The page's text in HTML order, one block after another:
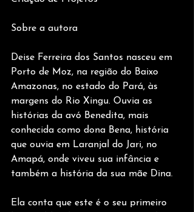
Sobre a autora
Deise Ferreira dos Santos nasceu em
Porto de Moz, na região do Baixo
Amazonas, no estado do Pará, às
margens do Rio Xingu. Ouvia as
histórias da avó Benedita, mais
conhecida como dona Bena, história
que ouvia em Laranjal do Jari, no
Amapá, onde viveu sua infância e
também a história da sua mãe Dina.
Ela conta que este é o seu primeiro